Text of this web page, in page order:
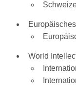
World